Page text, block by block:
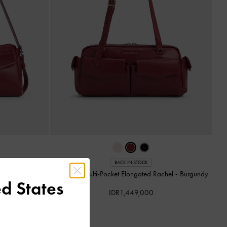
BACK IN STOCK
Tas Bahu Multi-Pocket Elongated Rachel - Burgundy
IDR1,449,000
States